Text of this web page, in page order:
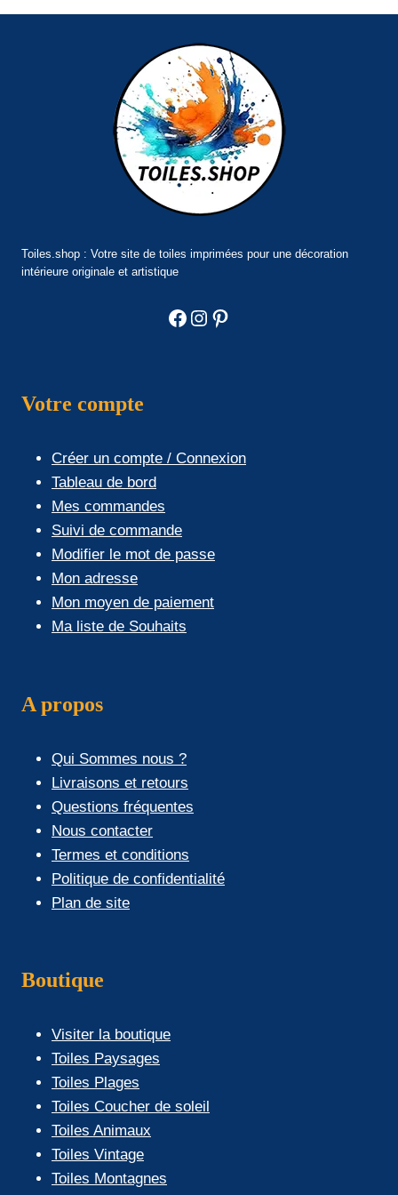
Toiles.shop : Votre site de toiles imprimées pour une décoration
intérieure originale et artistique
Facebook
Instagram
Pinterest
Votre compte
Créer un compte / Connexion
Tableau de bord
Mes commandes
Suivi de commande
Modifier le mot de passe
Mon adresse
Mon moyen de paiement
Ma liste de Souhaits
A propos
Qui Sommes nous ?
Livraisons et retours
Questions fréquentes
Nous contacter
Termes et conditions
Politique de confidentialité
Plan de site
Boutique
Visiter la boutique
Toiles Paysages
Toiles Plages
Toiles Coucher de soleil
Toiles Animaux
Toiles Vintage
Toiles Montagnes